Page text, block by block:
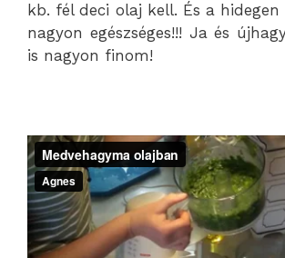
kb. fél deci olaj kell. És a
nagyon egészséges!!! Ja és
is nagyon finom!